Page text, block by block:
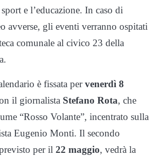
e l’educazione. In caso di
avverse, gli eventi verranno ospitati
comunale al civico 23 della
è fissata pervenerdì 8
il giornalista Stefano Rota, che
“Rosso Volante”, incentrato sulla
Eugenio Monti. Il secondo
per il 22 maggio, vedrà la